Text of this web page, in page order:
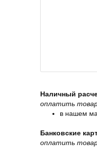
Наличный
оплатить
в нашем
Банковские
оплатить